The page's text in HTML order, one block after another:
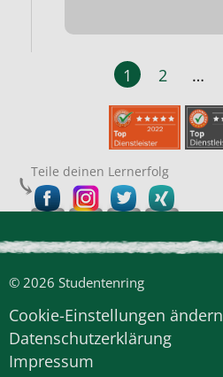
1 2 …
Teile deinen Lernerfolg
© 2026 Studentenring
Cookie-Einstellungen ändern
Datenschutzerklärung
Impressum